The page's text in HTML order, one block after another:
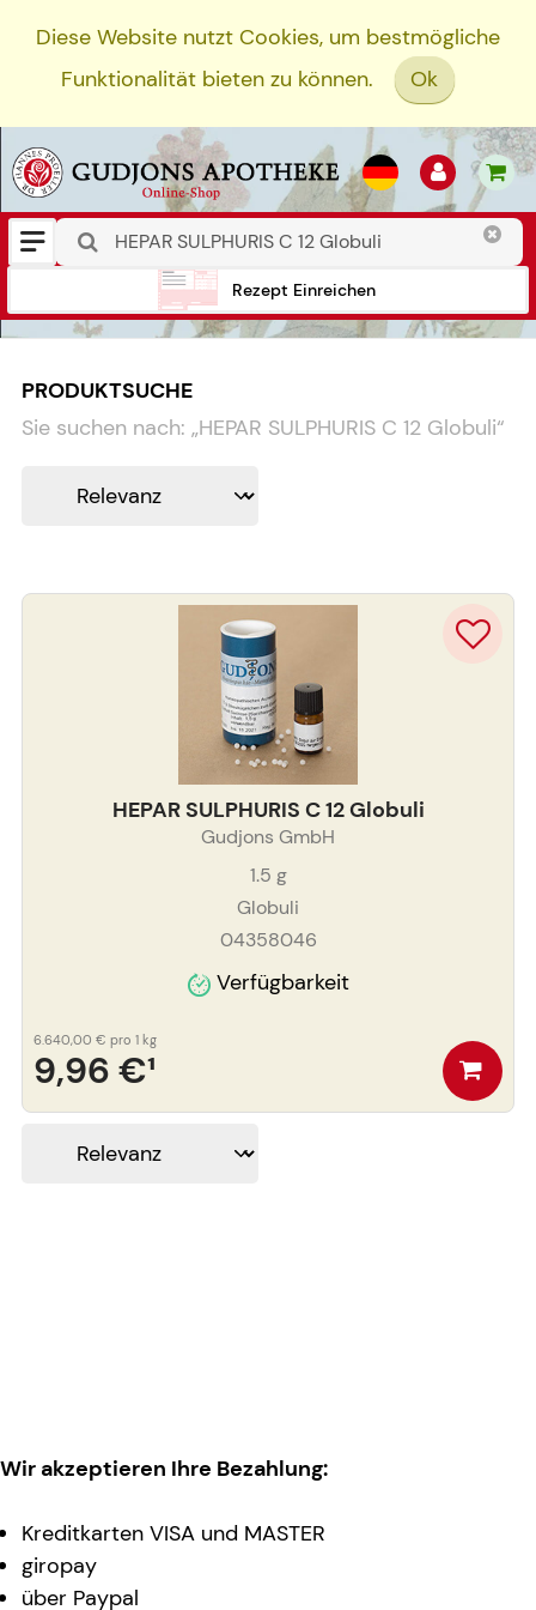
Diese Website nutzt Cookies, um bestmögliche
Funktionalität bieten zu können.
Ok
Rezept Einreichen
PRODUKTSUCHE
Sie suchen nach: „HEPAR SULPHURIS C 12 Globuli“
HEPAR SULPHURIS C 12 Globuli
Gudjons GmbH
1.5 g
Globuli
04358046
Verfügbarkeit
9,96 €¹
6.640,00 € pro 1 kg
Wir akzeptieren Ihre Bezahlung:
Kreditkarten VISA und MASTER
giropay
über Paypal